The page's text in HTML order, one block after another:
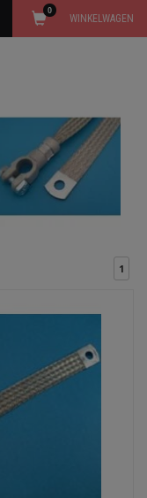
WINKELWAGEN
0
1